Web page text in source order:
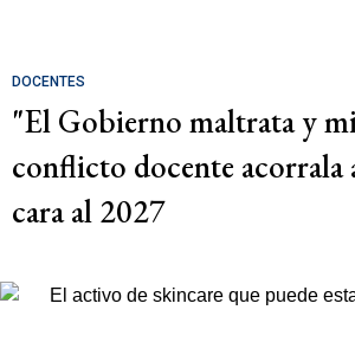
DOCENTES
"El Gobierno maltrata y
conflicto docente acorrala
cara al 2027